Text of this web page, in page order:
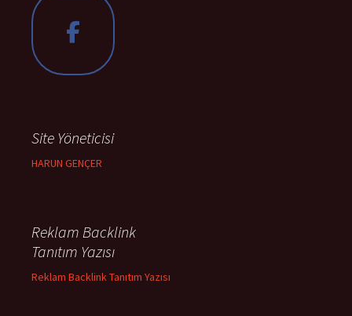
Site Yöneticisi
HARUN GENÇER
Reklam Backlink
Tanıtım Yazısı
Reklam Backlink Tanıtım Yazısı